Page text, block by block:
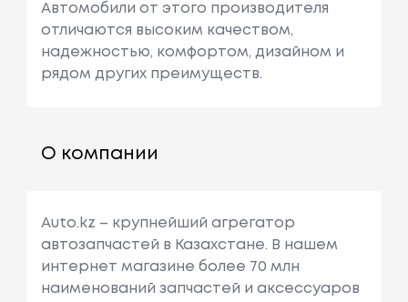
Автомобили от этого производителя
отличаются высоким качеством,
надежностью, комфортом, дизайном и
рядом других преимуществ.
О компании
Auto.kz – крупнейший агрегатор
автозапчастей в Казахстане. В нашем
интернет магазине более 70 млн
наименований запчастей и аксессуаров